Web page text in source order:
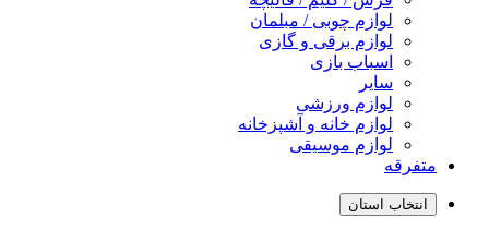
لوازم چوبی / مبلمان
لوازم برقی و گازی
اسباب بازی
سایر
لوازم ورزشی
لوازم خانه و آشپزخانه
لوازم موسیقی
متفرقه
انتخاب استان